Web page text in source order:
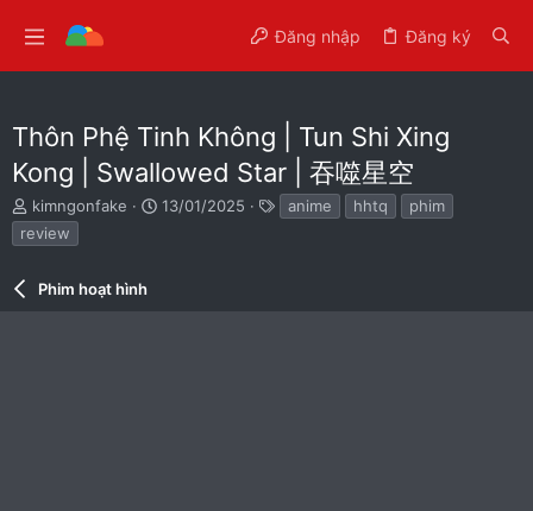
Đăng nhập Đăng ký
Thôn Phệ Tinh Không | Tun Shi Xing
Kong | Swallowed Star | 吞噬星空
T
h
r
kimngonfake
N
13/01/2025
ừ
anime hhtq
phim
review
Phim hoạt hình